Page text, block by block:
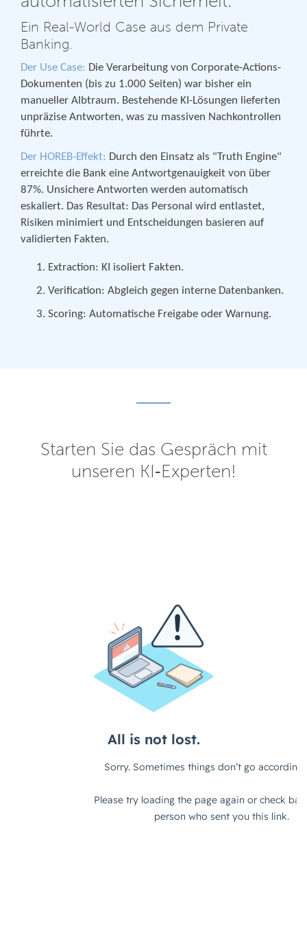
Ein Real-World Case aus dem Private
Banking.
Der Use Case: Die Verarbeitung von Corporate-Actions-
Dokumenten (bis zu 1.000 Seiten) war bisher ein
manueller Albtraum. Bestehende KI-Lösungen lieferten
unpräzise Antworten, was zu massiven Nachkontrollen
führte.
Der HOREB-Effekt: Durch den Einsatz als "Truth Engine"
erreichte die Bank eine Antwortgenauigkeit von über
87%. Unsichere Antworten werden automatisch
eskaliert. Das Resultat: Das Personal wird entlastet,
Risiken minimiert und Entscheidungen basieren auf
validierten Fakten.
Extraction: KI isoliert Fakten.
Verification: Abgleich gegen interne Datenbanken.
Scoring: Automatische Freigabe oder Warnung.
Starten Sie das Gespräch mit
unseren KI‑Experten!